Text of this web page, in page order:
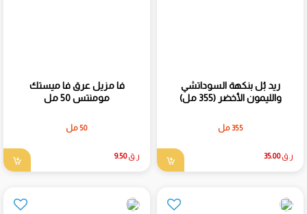
ريد بُل بنكهة السوداتشي
والليمون الأخضر (355 مل)
355 مل
ر.ق35.00
فا مزيل عرق فا ميستك
مومنتس 50 مل
50 مل
ر.ق9.50